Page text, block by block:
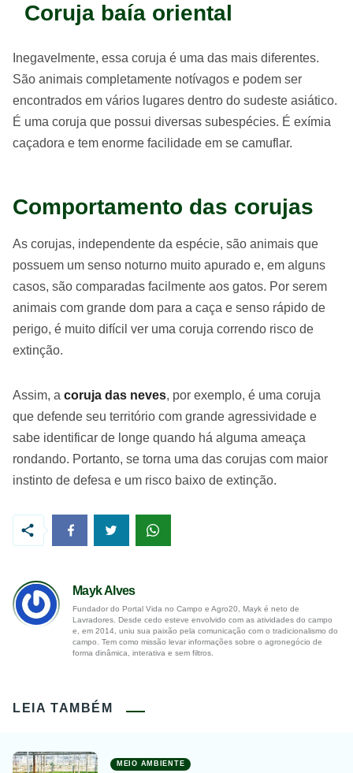
Coruja baía oriental
Inegavelmente, essa coruja é uma das mais diferentes.
São animais completamente notívagos e podem ser
encontrados em vários lugares dentro do sudeste asiático.
É uma coruja que possui diversas subespécies. É exímia
caçadora e tem enorme facilidade em se camuflar.
Comportamento das corujas
As corujas, independente da espécie, são animais que
possuem um senso noturno muito apurado e, em alguns
casos, são comparadas facilmente aos gatos. Por serem
animais com grande dom para a caça e senso rápido de
perigo, é muito difícil ver uma coruja correndo risco de
extinção.
Assim, a coruja das neves, por exemplo, é uma coruja
que defende seu território com grande agressividade e
sabe identificar de longe quando há alguma ameaça
rondando. Portanto, se torna uma das corujas com maior
instinto de defesa e um risco baixo de extinção.
Mayk Alves
Fundador do Portal Vida no Campo e Agro20, Mayk é neto de
Lavradores. Desde cedo esteve envolvido com as atividades do campo
e, em 2014, uniu sua paixão pela comunicação com o tradicionalismo do
campo. Tem como missão levar informações sobre o agronegócio de
forma dinâmica, interativa e sem filtros.
LEIA TAMBÉM
MEIO AMBIENTE